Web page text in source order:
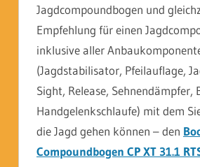
Jagdcompoundbogen und
Empfehlung für einen
inklusive aller
(Jagdstabilisator, Pfeilauflage,
Sight, Release, Sehnendämpfer,
Handgelenkschlaufe) mit dem
die Jagd gehen können – den
Compoundbogen CP XT 31.1